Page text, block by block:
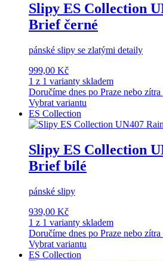
Slipy ES Collection
Brief černé
pánské slipy se zlatými detaily
999,00 Kč
1 z 1 varianty skladem
Doručíme dnes po Praze nebo zítra
Vybrat variantu
ES Collection
Slipy ES Collection
Brief bílé
pánské slipy
939,00 Kč
1 z 1 varianty skladem
Doručíme dnes po Praze nebo zítra
Vybrat variantu
ES Collection